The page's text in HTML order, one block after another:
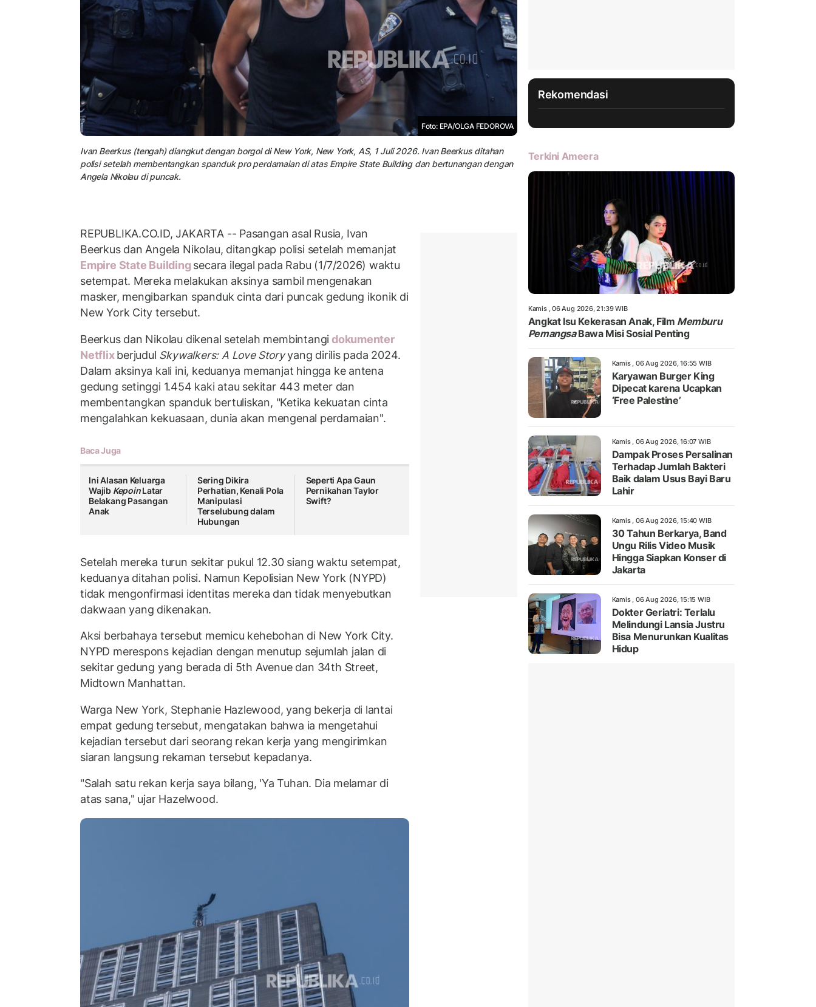
Foto: EPA/OLGA FEDOROVA
Ivan Beerkus (tengah) diangkut dengan borgol di New York, New York, AS, 1 Juli 2026. Ivan Beerkus ditahan
polisi setelah membentangkan spanduk pro perdamaian di atas Empire State Building dan bertunangan dengan
Angela Nikolau di puncak.
REPUBLIKA.CO.ID, JAKARTA -- Pasangan asal Rusia, Ivan
Beerkus dan Angela Nikolau, ditangkap polisi setelah memanjat
Empire State Buildingsecara ilegal pada Rabu (1/7/2026) waktu
setempat. Mereka melakukan aksinya sambil mengenakan
masker, mengibarkan spanduk cinta dari puncak gedung ikonik di
New York City tersebut.
Beerkus dan Nikolau dikenal setelah membintangi dokumenter
Netflixberjudul Skywalkers: A Love Storyyang dirilis pada 2024.
Dalam aksinya kali ini, keduanya memanjat hingga ke antena
gedung setinggi 1.454 kaki atau sekitar 443 meter dan
membentangkan spanduk bertuliskan, "Ketika kekuatan cinta
mengalahkan kekuasaan, dunia akan mengenal perdamaian".
Baca Juga
Ini Alasan Keluarga
Wajib KepoinLatar
Belakang Pasangan
Anak
Sering Dikira
Perhatian, Kenali Pola
Manipulasi
Terselubung dalam
Hubungan
Seperti Apa Gaun
Pernikahan Taylor
Swift?
Setelah mereka turun sekitar pukul 12.30 siang waktu setempat,
keduanya ditahan polisi. Namun Kepolisian New York (NYPD)
tidak mengonfirmasi identitas mereka dan tidak menyebutkan
dakwaan yang dikenakan.
Aksi berbahaya tersebut memicu kehebohan di New York City.
NYPD merespons kejadian dengan menutup sejumlah jalan di
sekitar gedung yang berada di 5th Avenue dan 34th Street,
Midtown Manhattan.
Warga New York, Stephanie Hazlewood, yang bekerja di lantai
empat gedung tersebut, mengatakan bahwa ia mengetahui
kejadian tersebut dari seorang rekan kerja yang mengirimkan
siaran langsung rekaman tersebut kepadanya.
"Salah satu rekan kerja saya bilang, 'Ya Tuhan. Dia melamar di
atas sana," ujar Hazelwood.
Rekomendasi
Terkini Ameera
Kamis , 06 Aug 2026, 21:39 WIB
Angkat Isu Kekerasan Anak, Film Memburu
PemangsaBawa Misi Sosial Penting
Kamis , 06 Aug 2026, 16:55 WIB
Karyawan Burger King
Dipecat karena Ucapkan
‘Free Palestine’
Kamis , 06 Aug 2026, 16:07 WIB
Dampak Proses Persalinan
Terhadap Jumlah Bakteri
Baik dalam Usus Bayi Baru
Lahir
Kamis , 06 Aug 2026, 15:40 WIB
30 Tahun Berkarya, Band
Ungu Rilis Video Musik
Hingga Siapkan Konser di
Jakarta
Kamis , 06 Aug 2026, 15:15 WIB
Dokter Geriatri: Terlalu
Melindungi Lansia Justru
Bisa Menurunkan Kualitas
Hidup